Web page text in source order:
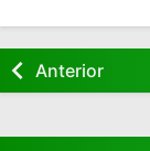
Tarjetas